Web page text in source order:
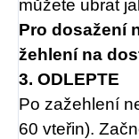
můžete ubrat
Pro dosažení
žehlení na
3. ODLEPTE
Po zažehlení
60 vteřin).